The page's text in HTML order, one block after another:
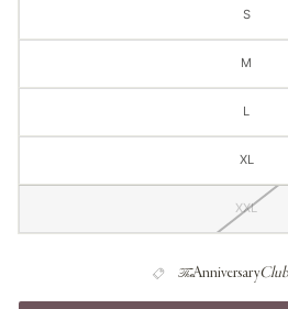
S
M
L
XL
XXL
TheAnniversaryClub